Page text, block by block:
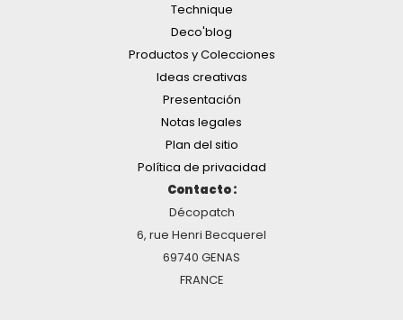
Technique
Deco'blog
Productos y Colecciones
Ideas creativas
Presentación
Notas legales
Plan del sitio
Política de privacidad
Contacto :
Décopatch
6, rue Henri Becquerel
69740 GENAS
FRANCE